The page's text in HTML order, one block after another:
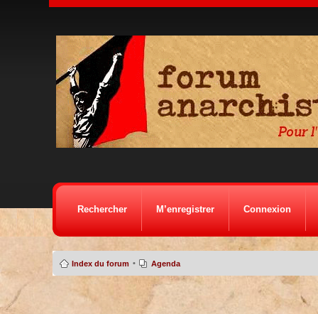
Rechercher M’enregistrer Connexion
Index du forum • Agenda